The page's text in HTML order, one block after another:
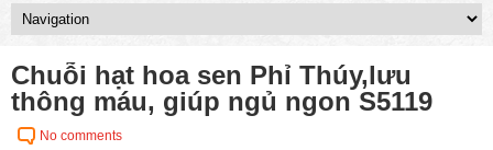
Chuỗi hạt hoa sen Phỉ Thúy,lưu
thông máu, giúp ngủ ngon S5119
No comments